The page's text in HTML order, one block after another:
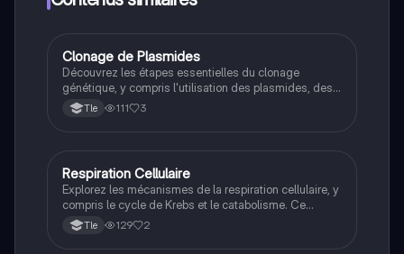
STL
Clonage de Plasmides
Découvrez les étapes essentielles du clonage
génétique, y compris l'utilisation des plasmides, des
enzymes de restriction, et des marqueurs de
sélection. Ce résumé présente également un schéma
Type de contenu : résumé.
Tle 111 3
STL
Respiration Cellulaire
Explorez les mécanismes de la respiration cellulaire, y
compris le cycle de Krebs et le catabolisme. Ce
résumé aborde les réactions d'oxydation, la
production d'ATP, et la localisation des processus
Tle 129 2